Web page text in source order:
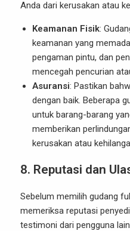
Anda dari kerusakan atau
Keamanan Fisik:
keamanan yang
pengaman pintu, dan
mencegah pencurian
Asuransi: Pastikan
dengan baik. Beberapa
untuk barang-barang
memberikan
kerusakan atau
8. Reputasi dan
Sebelum memilih gudang
memeriksa reputasi
testimoni dari pengguna